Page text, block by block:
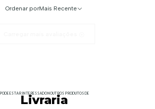
Ordenar porMais Recente
PODE ESTAR INTERESSADO NOUTROS PRODUTOS DE
Livraria